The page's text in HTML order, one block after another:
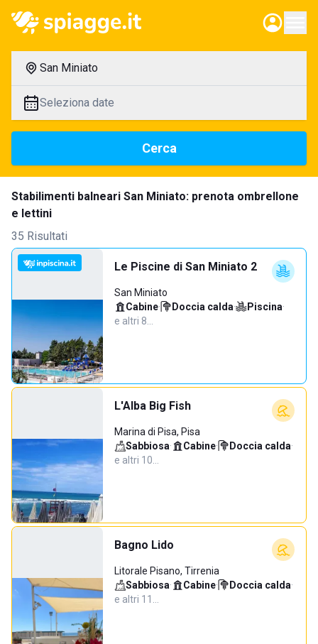
San Miniato
Seleziona date
Cerca
Stabilimenti balneari San Miniato: prenota ombrellone
e lettini
35 Risultati
Le Piscine di San Miniato 2
San Miniato
Cabine· Doccia calda· Piscina·
e altri 8…
L'Alba Big Fish
Marina di Pisa, Pisa
Sabbiosa· Cabine· Doccia calda·
e altri 10…
Bagno Lido
Litorale Pisano, Tirrenia
Sabbiosa· Cabine· Doccia calda·
e altri 11…